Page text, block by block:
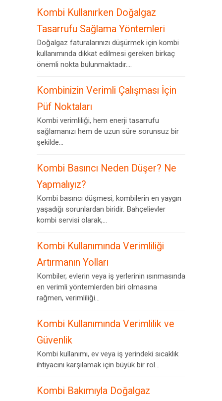
Kombi Kullanırken Doğalgaz
Tasarrufu Sağlama Yöntemleri
Doğalgaz faturalarınızı düşürmek için kombi
kullanımında dikkat edilmesi gereken birkaç
önemli nokta bulunmaktadır....
Kombinizin Verimli Çalışması İçin
Püf Noktaları
Kombi verimliliği, hem enerji tasarrufu
sağlamanızı hem de uzun süre sorunsuz bir
şekilde...
Kombi Basıncı Neden Düşer? Ne
Yapmalıyız?
Kombi basıncı düşmesi, kombilerin en yaygın
yaşadığı sorunlardan biridir. Bahçelievler
kombi servisi olarak,...
Kombi Kullanımında Verimliliği
Artırmanın Yolları
Kombiler, evlerin veya iş yerlerinin ısınmasında
en verimli yöntemlerden biri olmasına
rağmen, verimliliği...
Kombi Kullanımında Verimlilik ve
Güvenlik
Kombi kullanımı, ev veya iş yerindeki sıcaklık
ihtiyacını karşılamak için büyük bir rol...
Kombi Bakımıyla Doğalgaz